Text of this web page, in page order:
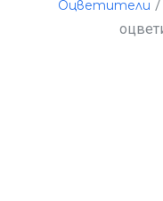
Оцветители /